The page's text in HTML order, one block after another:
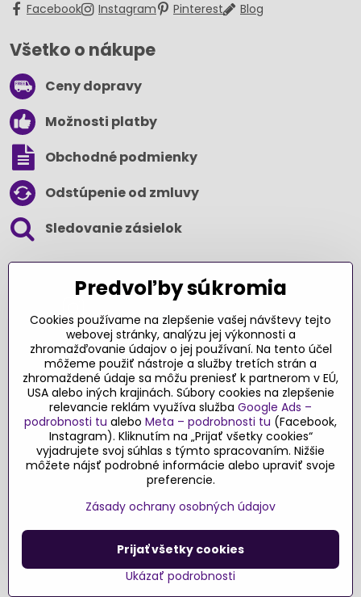
Facebook Instagram Pinterest Blog
Všetko o nákupe
Ceny dopravy
Možnosti platby
Obchodné podmienky
Odstúpenie od zmluvy
Sledovanie zásielok
Ďakujeme za podporu
Sme slovenský e-shop​. Fungujeme len
vďaka vám – rodičom a všetkým, ktorí veria
v poctivý výber kvalitných hračiek s
pridanou hodnotou​. Každý nákup na
Originalnehracky​.sk je pre nás podporou a
motiváciou prinášať hračky a produkty,
ktoré majú zmysel​.
©2026Copyright
Predvoľby súkromiaZásady ochrany osobných údajov
Podmienky používania
Vytvorené pomocou:BiznisWeb.sk
Predvoľby súkromia
Cookies používame na zlepšenie vašej návštevy tejto
webovej stránky, analýzu jej výkonnosti a
zhromažďovanie údajov o jej používaní. Na tento účel
môžeme použiť nástroje a služby tretích strán a
zhromaždené údaje sa môžu preniesť k partnerom v EÚ,
USA alebo iných krajinách. Súbory cookies na zlepšenie
relevancie reklám využíva služba Google Ads –
podrobnosti tu alebo Meta – podrobnosti tu (Facebook,
Instagram). Kliknutím na „Prijať všetky cookies“
vyjadrujete svoj súhlas s týmto spracovaním. Nižšie
môžete nájsť podrobné informácie alebo upraviť svoje
preferencie.
Zásady ochrany osobných údajov
Ukázať podrobnosti
Prijať všetky cookies